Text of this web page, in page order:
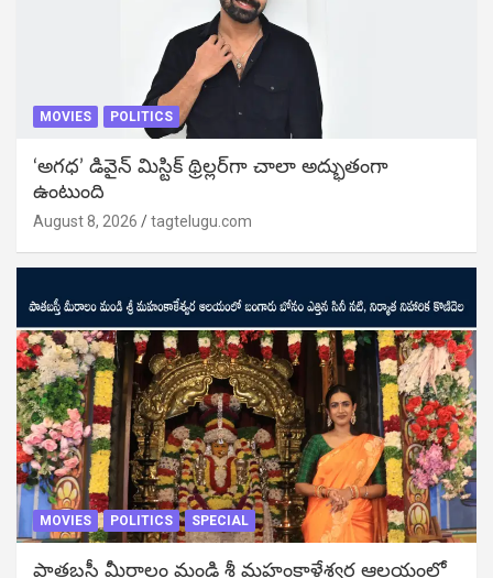
MOVIES POLITICS
‘అగధ’ డివైన్ మిస్టిక్ థ్రిల్లర్‌గా చాలా అద్భుతంగా
ఉంటుంది
August 8, 2026 tagtelugu.com
MOVIES POLITICS SPECIAL
పాతబస్తీ మీరాలం మండి శ్రీ మహంకాళేశ్వర ఆలయంలో